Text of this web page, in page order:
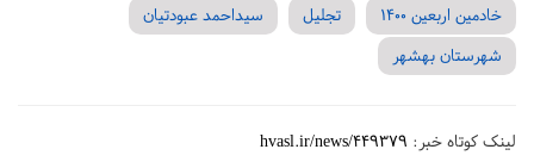
خادمین اربعین 1400
تجلیل
سیداحمد عبودتیان
شهرستان بهشهر
لینک کوتاه خبر: hvasl.ir/news/449379